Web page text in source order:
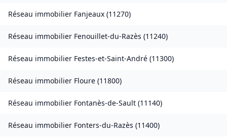
Réseau immobilier Fanjeaux (11270)
Réseau immobilier Fenouillet-du-Razès (11240)
Réseau immobilier Festes-et-Saint-André (11300)
Réseau immobilier Floure (11800)
Réseau immobilier Fontanès-de-Sault (11140)
Réseau immobilier Fonters-du-Razès (11400)